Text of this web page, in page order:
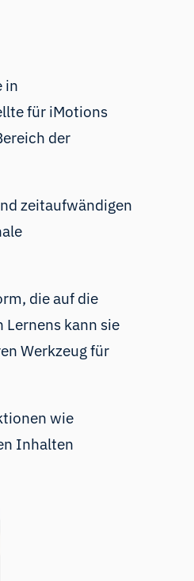
in
für iMotions
der
zeitaufwändigen
die auf die
kann sie
Werkzeug für
wie
Inhalten